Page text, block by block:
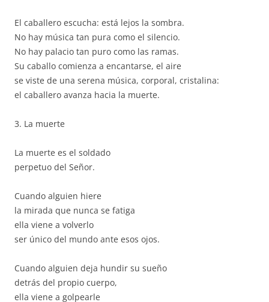
El caballero escucha: está lejos la sombra.
No hay música tan pura como el silencio.
No hay palacio tan puro como las ramas.
Su caballo comienza a encantarse, el aire
se viste de una serena música, corporal, cristalina:
el caballero avanza hacia la muerte.
3. La muerte
La muerte es el soldado
perpetuo del Señor.
Cuando alguien hiere
la mirada que nunca se fatiga
ella viene a volverlo
ser único del mundo ante esos ojos.
Cuando alguien deja hundir su sueño
detrás del propio cuerpo,
ella viene a golpearle